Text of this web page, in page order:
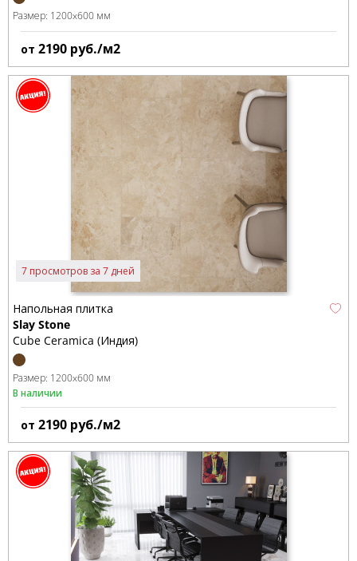
Размер: 1200x600 мм
от 2190 руб./м2
7 просмотров за 7 дней
Напольная плитка
Slay Stone
Cube Ceramica (Индия)
Размер: 1200x600 мм
В наличии
от 2190 руб./м2